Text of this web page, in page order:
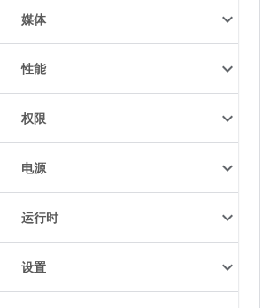
媒体
性能
权限
电源
运行时
设置